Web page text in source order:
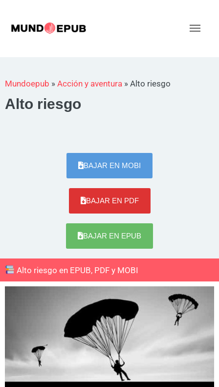
contenido
Mundoepub » Acción y aventura » Alto riesgo
Alto riesgo
BAJAR EN MOBI
BAJAR EN PDF
BAJAR EN EPUB
Alto riesgo en EPUB, PDF y MOBI